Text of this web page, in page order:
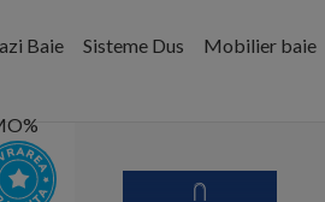
Baie Sisteme Dus Mobilier baie